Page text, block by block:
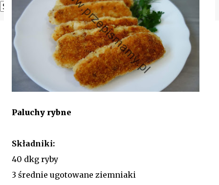
Powered by Translate
Paluchy rybne
Składniki:
40 dkg ryby
3 średnie ugotowane ziemniaki